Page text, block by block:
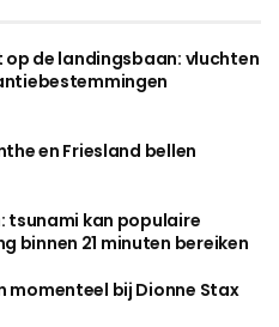
de landingsbaan: vluchten
en Friesland bellen
tsunami kan populaire
binnen 21 minuten bereiken
momenteel bij Dionne Stax